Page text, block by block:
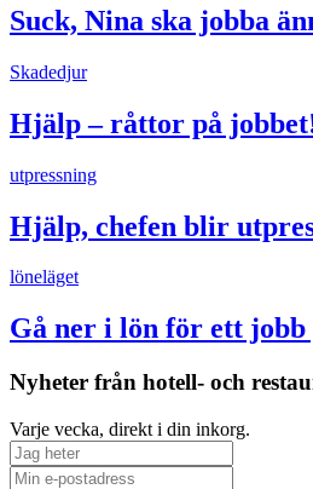
Suck, Nina ska jobba
Skadedjur
Hjälp – råttor på
utpressning
Hjälp, chefen blir
löneläget
Gå ner i lön för ett jobb
Nyheter från hotell- och
Varje vecka, direkt i din inkorg.